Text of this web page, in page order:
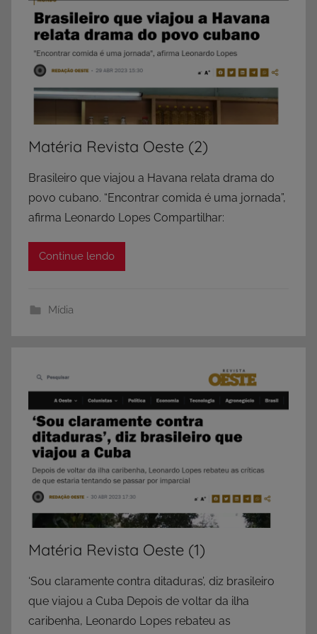
Matéria Revista Oeste (2)
Brasileiro que viajou a Havana relata drama do
povo cubano. “Encontrar comida é uma jornada”,
afirma Leonardo Lopes Compartilhar:
Continue lendo
Mídia
Matéria Revista Oeste (1)
‘Sou claramente contra ditaduras’, diz brasileiro
que viajou a Cuba Depois de voltar da ilha
caribenha, Leonardo Lopes rebateu as